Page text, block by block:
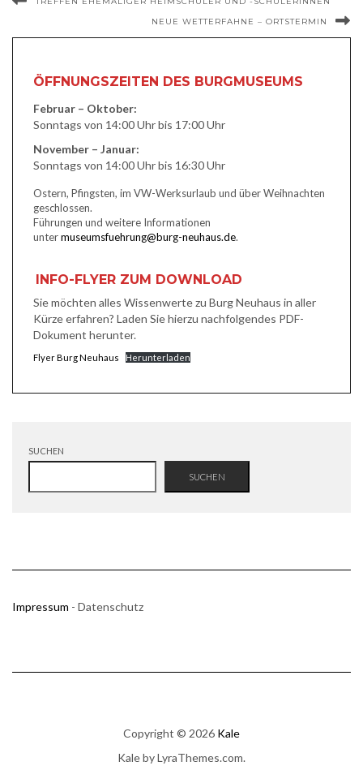
NEUE WETTERFAHNE – ORTSTERMIN
ÖFFNUNGSZEITEN DES BURGMUSEUMS
Februar – Oktober:
Sonntags von 14:00 Uhr bis 17:00 Uhr
November – Januar:
Sonntags von 14:00 Uhr bis 16:30 Uhr
Ostern, Pfingsten, im VW-Werksurlaub und über Weihnachten
geschlossen.
Führungen und weitere Informationen
untermuseumsfuehrung@burg-neuhaus.de.
INFO-FLYER ZUM DOWNLOAD
Sie möchten alles Wissenwerte zu Burg Neuhaus in aller
Kürze erfahren? Laden Sie hierzu nachfolgendes PDF-
Dokument herunter.
Flyer Burg Neuhaus Herunterladen
SUCHEN
SUCHEN
Impressum - Datenschutz
Copyright © 2026 Kale
Kaleby LyraThemes.com.